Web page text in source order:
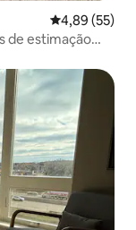
4,89 de uma
4,89 (55)
de estimação